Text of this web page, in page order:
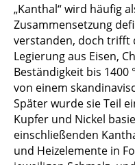
„Kanthal“ wird häufig
Zusammensetzung
verstanden, doch trifft
Legierung aus Eisen,
Beständigkeit bis 1400
von einem
Später wurde sie Teil
Kupfer und Nickel
einschließenden
und Heizelemente in